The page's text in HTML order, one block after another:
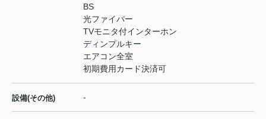
BS
光ファイバー
TVモニタ付インターホン
ディンプルキー
エアコン全室
初期費用カード決済可
設備(その他) -